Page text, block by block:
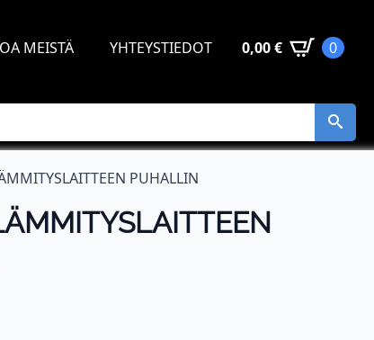
MEISTÄ YHTEYSTIEDOT 0,00€ 0
PUHALLIN